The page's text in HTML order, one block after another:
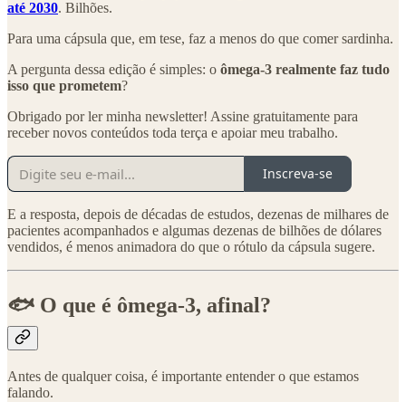
até 2030. Bilhões.
Para uma cápsula que, em tese, faz a menos do que comer sardinha.
A pergunta dessa edição é simples: o ômega-3 realmente faz tudo
isso que prometem?
Obrigado por ler minha newsletter! Assine gratuitamente para
receber novos conteúdos toda terça e apoiar meu trabalho.
Inscreva-se
E a resposta, depois de décadas de estudos, dezenas de milhares de
pacientes acompanhados e algumas dezenas de bilhões de dólares
vendidos, é menos animadora do que o rótulo da cápsula sugere.
🐟 O que é ômega-3, afinal?
Antes de qualquer coisa, é importante entender o que estamos
falando.